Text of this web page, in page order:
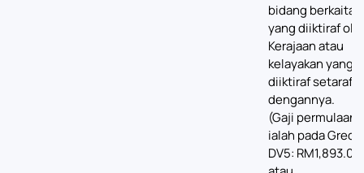
bidang berkaitan
yang diiktiraf
Kerajaan atau
kelayakan yang
diiktiraf setaraf
dengannya.
(Gaji permulaan
ialah pada Gred
DV5: